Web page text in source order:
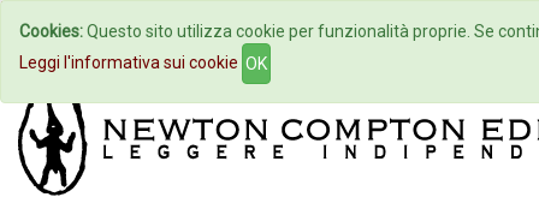
Home Autori Eventi
Cookies:Questo sito utilizza cookie per funzionalità proprie. Se
Leggi l'informativa sui cookie OK